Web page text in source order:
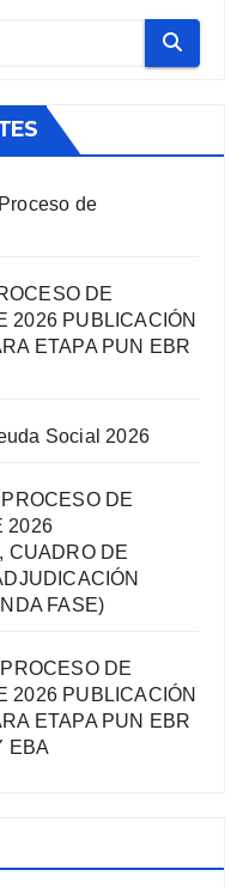
de
DE
2026 PUBLICACIÓN
ETAPA PUN EBR
Social 2026
DE
2026
CUADRO DE
FASE)
DE
2026 PUBLICACIÓN
ETAPA PUN EBR
EBA